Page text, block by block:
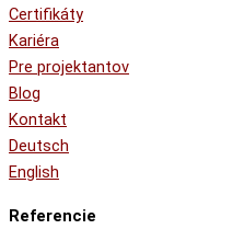
Certifikáty
Kariéra
Pre projektantov
Blog
Kontakt
Deutsch
English
Referencie